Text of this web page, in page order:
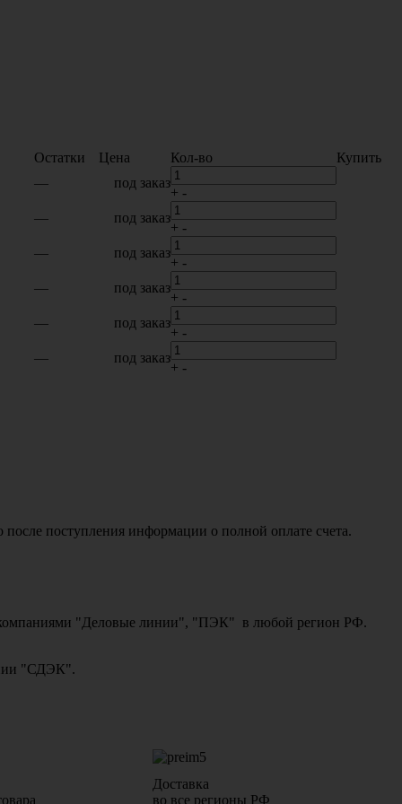
Остатки Цена Кол-во
Купить
— под заказ
+ -
— под заказ
+ -
— под заказ
+ -
— под заказ
+ -
— под заказ
+ -
— под заказ
+ -
поступления информации о полной оплате счета.
компаниями "Деловые линии", "ПЭК" в любой регион РФ.
"СДЭК".
Доставка
во все регионы РФ